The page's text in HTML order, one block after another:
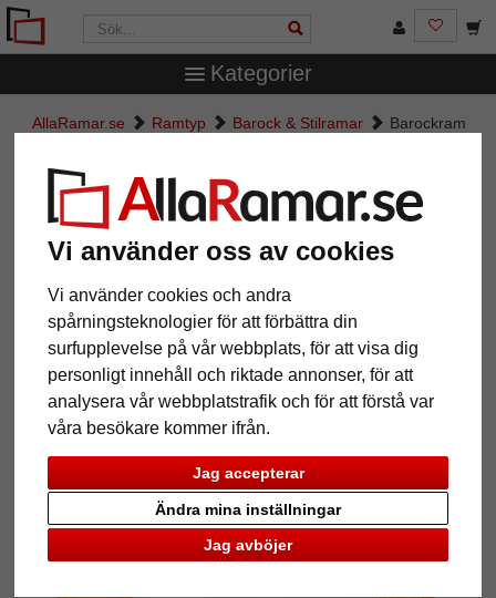
Vi använder oss av cookies
Vi använder cookies och andra
spårningsteknologier för att förbättra din
surfupplevelse på vår webbplats, för att visa dig
personligt innehåll och riktade annonser, för att
analysera vår webbplatstrafik och för att förstå var
våra besökare kommer ifrån.
Jag accepterar
Jag avböjer
Ändra mina inställningar
Kategorier
AllaRamar.se Ramtyp Barock & Stilramar
Barockram
Barockram Salamanca Color
Tillbaka